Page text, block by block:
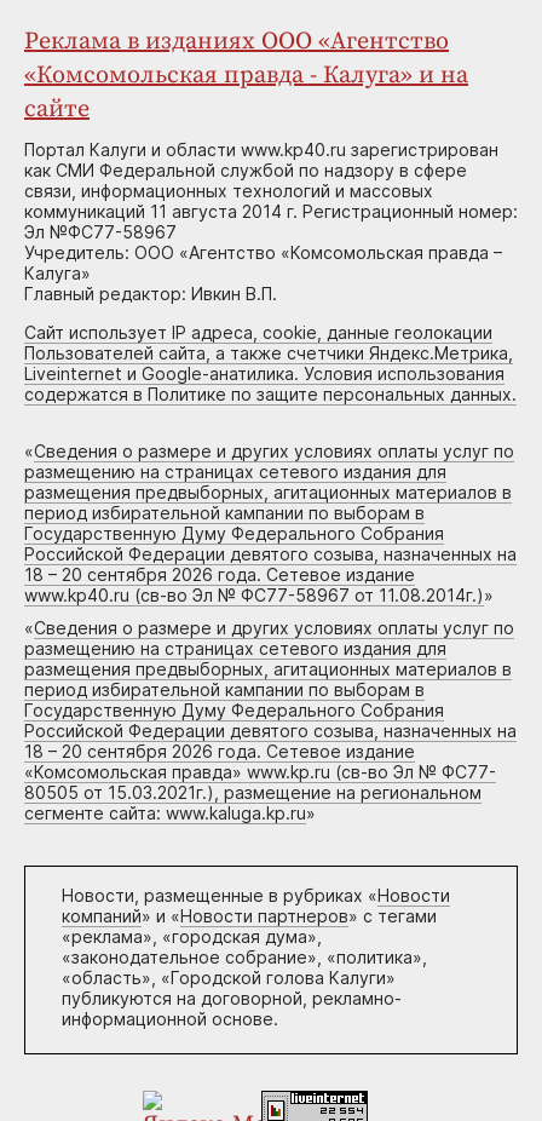
Реклама в изданиях ООО «Агентство
«Комсомольская правда - Калуга» и на
сайте
Портал Калуги и области www.kp40.ru зарегистрирован
как СМИ Федеральной службой по надзору в сфере
связи, информационных технологий и массовых
коммуникаций 11 августа 2014 г. Регистрационный номер:
Эл №ФС77-58967
Учредитель: ООО «Агентство «Комсомольская правда –
Калуга»
Главный редактор: Ивкин В.П.
Сайт использует IP адреса, cookie, данные геолокации
Пользователей сайта, а также счетчики Яндекс.Метрика,
Liveinternet и Google-анатилика. Условия использования
содержатся в Политике по защите персональных данных.
«Сведения о размере и других условиях оплаты услуг по
размещению на страницах сетевого издания для
размещения предвыборных, агитационных материалов в
период избирательной кампании по выборам в
Государственную Думу Федерального Собрания
Российской Федерации девятого созыва, назначенных на
18 – 20 сентября 2026 года. Сетевое издание
www.kp40.ru (св-во Эл № ФС77-58967 от 11.08.2014г.)»
«Сведения о размере и других условиях оплаты услуг по
размещению на страницах сетевого издания для
размещения предвыборных, агитационных материалов в
период избирательной кампании по выборам в
Государственную Думу Федерального Собрания
Российской Федерации девятого созыва, назначенных на
18 – 20 сентября 2026 года. Сетевое издание
«Комсомольская правда» www.kp.ru (св-во Эл № ФС77-
80505 от 15.03.2021г.), размещение на региональном
сегменте сайта: www.kaluga.kp.ru»
Новости, размещенные в рубриках «Новости
компаний» и «Новости партнеров» с тегами
«реклама», «городская дума»,
«законодательное собрание», «политика»,
«область», «Городской голова Калуги»
публикуются на договорной, рекламно-
информационной основе.